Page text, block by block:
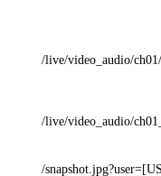
/live/video_audio/
/live/video_audio/
/